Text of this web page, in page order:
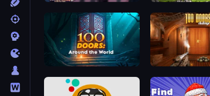
100 Doors: Around the World 100 Doors